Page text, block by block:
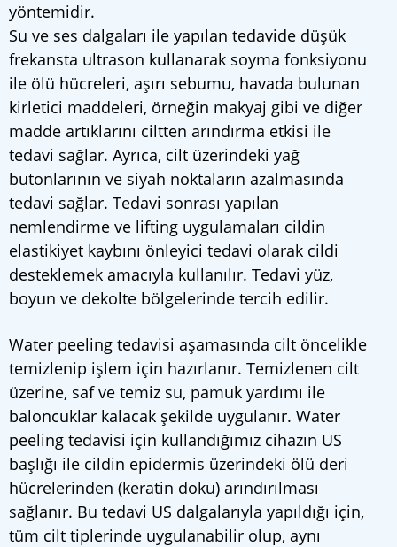
yöntemidir.
Su ve ses dalgaları ile yapılan tedavide düşük
frekansta ultrason kullanarak soyma fonksiyonu
ile ölü hücreleri, aşırı sebumu, havada bulunan
kirletici maddeleri, örneğin makyaj gibi ve diğer
madde artıklarını ciltten arındırma etkisi ile
tedavi sağlar. Ayrıca, cilt üzerindeki yağ
butonlarının ve siyah noktaların azalmasında
tedavi sağlar. Tedavi sonrası yapılan
nemlendirme ve lifting uygulamaları cildin
elastikiyet kaybını önleyici tedavi olarak cildi
desteklemek amacıyla kullanılır. Tedavi yüz,
boyun ve dekolte bölgelerinde tercih edilir.
Water peeling tedavisi aşamasında cilt öncelikle
temizlenip işlem için hazırlanır. Temizlenen cilt
üzerine, saf ve temiz su, pamuk yardımı ile
baloncuklar kalacak şekilde uygulanır. Water
peeling tedavisi için kullandığımız cihazın US
başlığı ile cildin epidermis üzerindeki ölü deri
hücrelerinden (keratin doku) arındırılması
sağlanır. Bu tedavi US dalgalarıyla yapıldığı için,
tüm cilt tiplerinde uygulanabilir olup, aynı